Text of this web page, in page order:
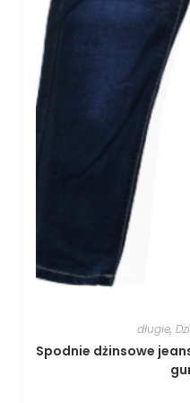
długie,
Spodnie dżinsowe